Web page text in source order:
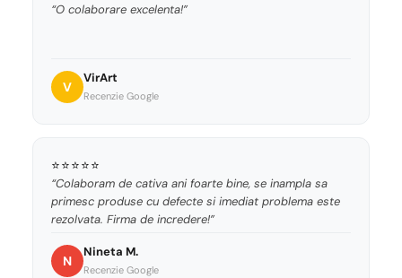
“O colaborare excelenta!”
V
VirArt
Recenzie Google
⭐⭐⭐⭐⭐
“Colaboram de cativa ani foarte bine, se inampla sa
primesc produse cu defecte si imediat problema este
rezolvata. Firma de incredere!”
N
Nineta M.
Recenzie Google